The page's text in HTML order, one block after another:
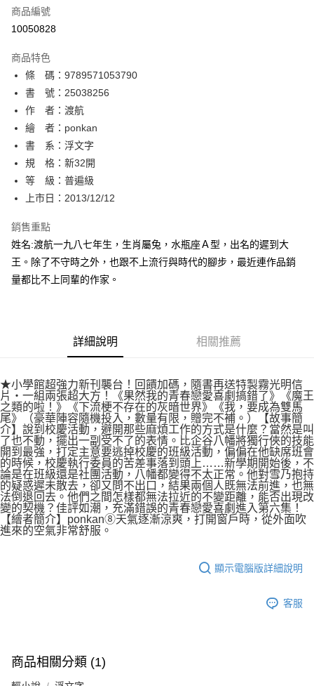
超商取貨付款
相關說明
【關於「AFTEE先享後付」】
AFTEE先享後付是「在收到商品之後才付款」的支付方式。 讓您購物簡單
便利好安心！
１．簡單：不需註冊會員、不需綁卡、不需儲值。
２．便利：只要手機號碼，簡訊認證，即可結帳。
３．安心：先確認商品／服務後，再付款。
【「AFTEE先享後付」結帳流程】
１．於結帳方式選擇「AFTEE先享後付」後，將跳轉至「AFTEE先享後付」
結帳頁面，進行簡訊認證並確認金額後，即可完成結帳。
２．訂單成立數日內，您將收到繳費通知簡訊。
ATM／網路銀行／等多元方式進行付款，方視為交易完成。
※ 請注意：結帳手續完成當下不需立刻繳費，但若您需要取消訂單，請聯絡
購買商品的店家。未經商家同意取消之訂單仍視為有效，需透過AFTEE先享
後付繳納相關費用。
※ 交易是否成功請以「AFTEE先享後付 」之結帳頁面顯示為準，若有關於
１．透過由恩沛科技股份有限公司提供之「AFTEE先享後付」服務完成之交
易，需依本服務之必要範圍內提供個人資料，並將交易相關給付款項請求債
２．關於個人資料處理事宜，請瀏覽以下網址：
https://aftee.tw/terms/#terms3
３．未成年的使用者請事先徵得法定代理人或監護人之同意方可使用
「AFTEE先享後付」，若未經同意申辦者引起之損失，本公司不負相關責
任。
４．使用「AFTEE先享後付」時，將依據個別帳號之用戶狀況，依本公司即
時審查核予不同之上限額度；若仍有額度不足之情形，本公司將視審查結果
請求用戶進行身份認證。
５．嚴禁一人註冊多個帳號或使用他人資訊註冊。若發現惡意使用之情形，
恩沛科技股份有限公司將有權停止該用戶之使用額度並採取法律行動。
ATM付款
運送方式
全家取貨付款
每筆NT$80，滿NT$500(含以上)免運費
付款後全家取貨
每筆NT$80，滿NT$500(含以上)免運費
付款後萊爾富取貨
每筆NT$80，滿NT$500(含以上)免運費
每筆NT$80，滿NT$500(含以上)免運費
宅配
每筆NT$100，滿NT$800(含以上)免運費
國家/地區配送 查看運費
商品編號
10050828
商品特色
條 碼：9789571053790
書 號：25038256
作 者：渡航
繪 者：ponkan
書 系：浮文字
規 格：新32開
等 級：普遍級
上市日：2013/12/12
銷售重點
姓名:渡航一九八七年生，生肖屬兔，水瓶座Ａ型，出名的遲到大
王。除了不守時之外，也跟不上流行與時代的腳步，最近連作品銷
量都比不上同輩的作家。
詳細說明 相關推薦
★小學館超強力新刊襲台！回饋加碼，隨書再送特製霧光明信
片‧一組兩張超大方！《果然我的青春戀愛喜劇搞錯了》《魔王
之類的啦！》《下流梗不存在的灰暗世界》《我，要成為雙馬
尾》（豪華陣容隨機投入，數量有限，贈完不補。）【故事簡
介】說到校慶活動，避開那些麻煩工作的方式是什麼？當然是叫
了也不動，擺出一副受不了的表情。比企谷八幡將獨行俠的技能
開到最強，打定主意要逃掉校慶的班級活動，偏偏在他缺席班會
的時候，校慶執行委員的苦差事落到頭上……新學期開始後，不
論是在班級還是社團活動，八幡都變得不太正常。他對雪乃抱持
的疑惑遲未散去，卻又問不出口，結果兩個人既無法前進，也無
法倒退回去。他們之間怎樣都無法拉近的不變距離，能否出現改
變的契機？佳評如潮，充滿錯誤的青春戀愛喜劇進入第六集！
【繪者簡介】ponkan⑧天氣逐漸涼爽，打開窗戶時，從外面吹
進來的空氣非常舒服。
顯示電腦版詳細說明
客服
商品相關分類 (1)